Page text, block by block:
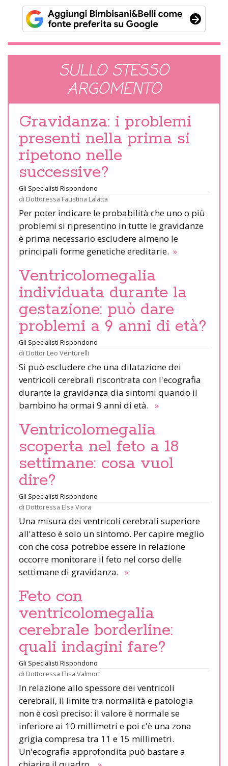
SULLO STESSO
ARGOMENTO
Gravidanza: i problemi
presenti nella prima si
ripetono nelle
successive?
Gli Specialisti Rispondono
di Dottoressa Faustina Lalatta
Per poter indicare le probabilità che uno o più
problemi si ripresentino in tutte le gravidanze
è prima necessario escludere almeno le
principali forme genetiche ereditarie. »
Ventricolomegalia
individuata durante la
gestazione: può dare
problemi a 9 anni di età?
Gli Specialisti Rispondono
di Dottor Leo Venturelli
Si può escludere che una dilatazione dei
ventricoli cerebrali riscontrata con l'ecografia
durante la gravidanza dia sintomi quando il
bambino ha ormai 9 anni di età. »
Ventricolomegalia
scoperta nel feto a 18
settimane: cosa vuol
dire?
Gli Specialisti Rispondono
di Dottoressa Elsa Viora
Una misura dei ventricoli cerebrali superiore
all'atteso è solo un sintomo. Per capire meglio
con che cosa potrebbe essere in relazione
occorre monitorare il feto nel corso delle
settimane di gravidanza. »
Feto con
ventricolomegalia
cerebrale borderline:
quali indagini fare?
Gli Specialisti Rispondono
di Dottoressa Elisa Valmori
In relazione allo spessore dei ventricoli
cerebrali, il limite tra normalità e patologia
non è così preciso: il valore è normale se
inferiore ai 10 millimetri e poi c'è una zona
grigia compresa tra 11 e 15 millimetri.
Un'ecografia approfondita può bastare a